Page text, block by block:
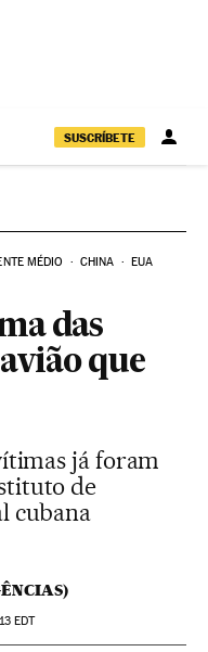
SUSCRÍBETE
MÉDIO CHINA EUA
das
que
já foram
de
cubana
EDT